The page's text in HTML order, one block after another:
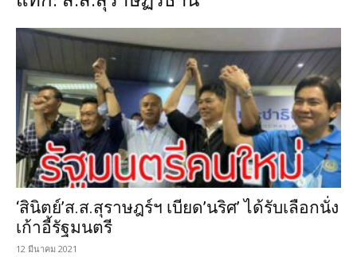
‘สินิตย์’ส.ส.สุราษฎร์ฯ เบียด’นริศ’ ได้รับเลือกนั่ง
เก้าอี้รัฐมนตรี
12 มีนาคม 2021